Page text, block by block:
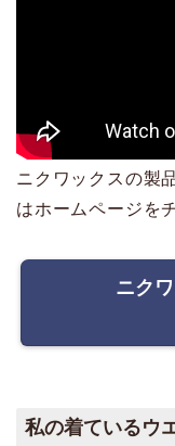
ニクワックスの製
はホームページを
ニク
私の着ているウ